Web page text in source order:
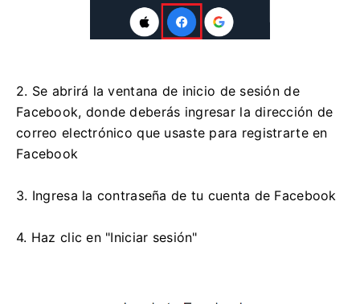
2. Se abrirá la ventana de inicio de sesión de
Facebook, donde deberás ingresar la dirección de
correo electrónico que usaste para registrarte en
Facebook
3. Ingresa la contraseña de tu cuenta de Facebook
4. Haz clic en "Iniciar sesión"